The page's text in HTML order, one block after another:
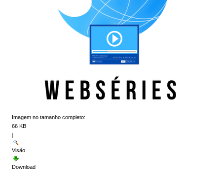
Imagem no tamanho completo:
66 KB
|
Visão
Download